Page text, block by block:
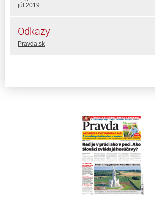
júl 2019
Odkazy
Pravda.sk